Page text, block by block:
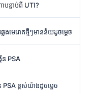
បន្ទាប់ពី UTI?
លងមេរោគថ្មីៗមានន័យដូចម្តេច
ន PSA
PSA ខ្ពស់យ៉ាងដូចម្តេច